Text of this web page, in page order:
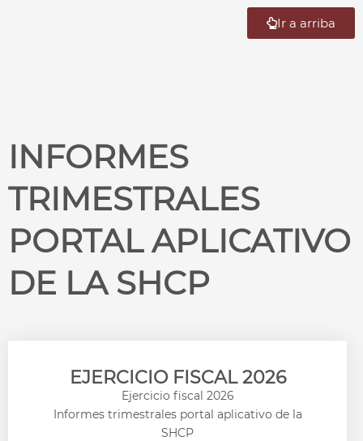
Ir a arriba
INFORMES
TRIMESTRALES
PORTAL APLICATIVO
DE LA SHCP​
EJERCICIO FISCAL 2026
Ejercicio fiscal 2026
Informes trimestrales portal aplicativo de la
SHCP